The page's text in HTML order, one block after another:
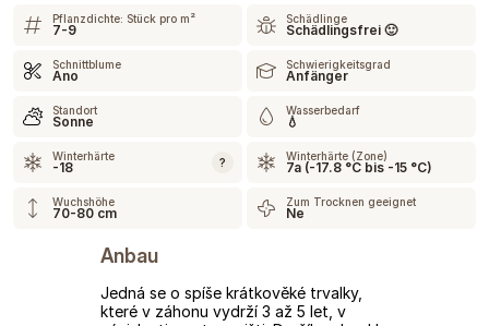
Pflanzdichte: Stück pro m²
7-9
Schädlinge
Schädlingsfrei 🙂
Schnittblume
Ano
Schwierigkeitsgrad
Anfänger
Standort
Sonne
Wasserbedarf
💧
Winterhärte
-18 ? Winterhärte (Zone)
7a (-17.8 °C bis -15 °C)
Wuchshöhe
70-80 cm
Zum Trocknen geeignet
Ne
Anbau
Jedná se o spíše krátkověké trvalky,
které v záhonu vydrží 3 až 5 let, v